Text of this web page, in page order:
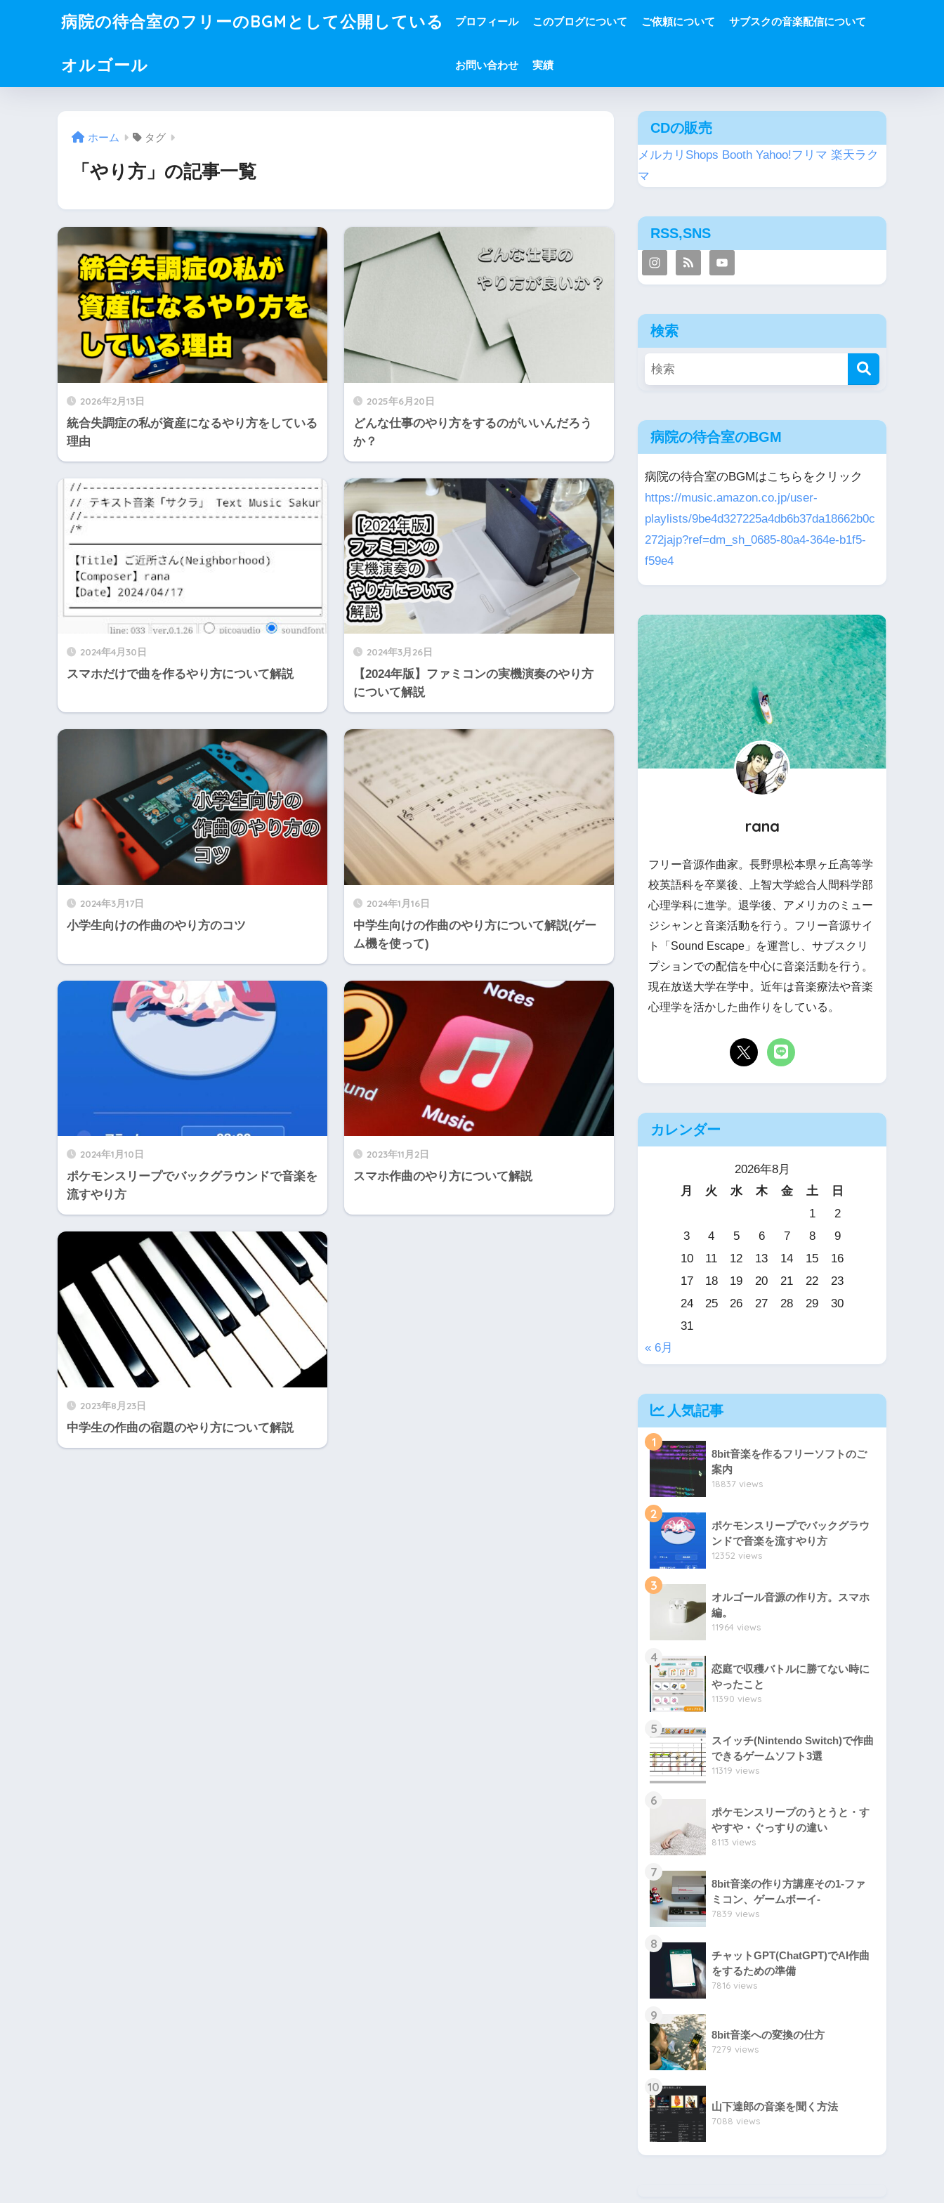
病院の待合室のフリーのBGMとして公開している
オルゴール
プロフィール このブログについて ご依頼について サブスクの音楽配信について
お問い合わせ 実績
ホーム タグ
「やり方」の記事一覧
2026年2月13日
統合失調症の私が資産になるやり方をしている
理由
2025年6月20日
どんな仕事のやり方をするのがいいんだろう
か？
2024年4月30日
スマホだけで曲を作るやり方について解説
2024年3月26日
【2024年版】ファミコンの実機演奏のやり方
について解説
2024年3月17日
小学生向けの作曲のやり方のコツ
2024年1月16日
中学生向けの作曲のやり方について解説(ゲー
ム機を使って)
2024年1月10日
ポケモンスリープでバックグラウンドで音楽を
流すやり方
2023年11月2日
スマホ作曲のやり方について解説
2023年8月23日
中学生の作曲の宿題のやり方について解説
CDの販売
メルカリShops Booth Yahoo!フリマ 楽天ラク
マ
RSS,SNS
検索
病院の待合室のBGM
病院の待合室のBGMはこちらをクリック
https://music.amazon.co.jp/user-
playlists/9be4d327225a4db6b37da18662b0c
272jajp?ref=dm_sh_0685-80a4-364e-b1f5-
f59e4
rana
フリー音源作曲家。長野県松本県ヶ丘高等学
校英語科を卒業後、上智大学総合人間科学部
心理学科に進学。退学後、アメリカのミュー
ジシャンと音楽活動を行う。フリー音源サイ
ト「Sound Escape」を運営し、サブスクリ
プションでの配信を中心に音楽活動を行う。
現在放送大学在学中。近年は音楽療法や音楽
心理学を活かした曲作りをしている。
カレンダー
2026年8月
月
火 水 木 金 土
日
1
2
3
4 5 6 7 8
9
10
11 12 13 14 15
16
17
18 19 20 21 22
23
24
25 26 27 28 29
30
31
« 6月
人気記事
1
8bit音楽を作るフリーソフトのご
案内
18837 views
2
ポケモンスリープでバックグラウ
ンドで音楽を流すやり方
12352 views
3
オルゴール音源の作り方。スマホ
編。
11964 views
4
恋庭で収穫バトルに勝てない時に
やったこと
11390 views
5
スイッチ(Nintendo Switch)で作曲
できるゲームソフト3選
11319 views
6
ポケモンスリープのうとうと・す
やすや・ぐっすりの違い
8113 views
7
8bit音楽の作り方講座その1-ファ
ミコン、ゲームボーイ-
7839 views
8
チャットGPT(ChatGPT)でAI作曲
をするための準備
7816 views
9
8bit音楽への変換の仕方
7279 views
10
山下達郎の音楽を聞く方法
7088 views